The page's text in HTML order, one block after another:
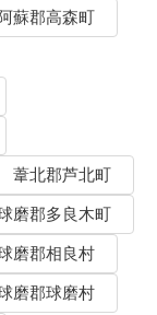
蘇郡高森町
葦北郡芦北町
磨郡多良木町
磨郡相良村
磨郡球磨村